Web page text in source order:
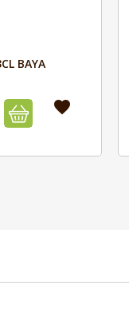
BAYA
favorite